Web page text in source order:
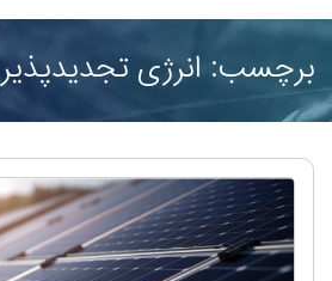
برچسب: انرژی تجدیدپذیر